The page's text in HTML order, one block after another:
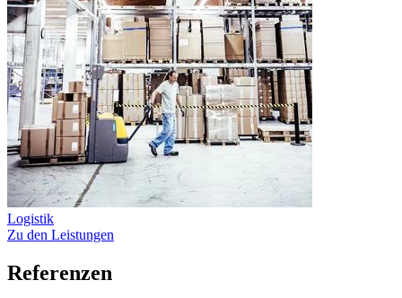
Logistik
Zu den Leistungen
Referenzen